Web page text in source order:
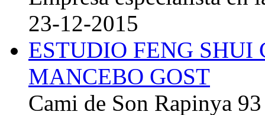
23-12-2015
ESTUDIO FENG
MANCEBO GOST
Cami de Son Rapinya 93